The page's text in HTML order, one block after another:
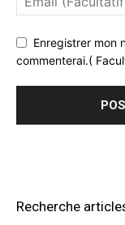
Enregistrer mon
commenterai.(
Recherche